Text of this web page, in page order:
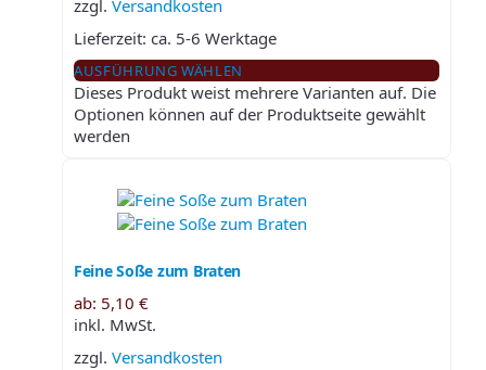
zzgl. Versandkosten
Lieferzeit: ca. 5-6 Werktage
AUSFÜHRUNG WÄHLEN
Dieses Produkt weist mehrere Varianten auf. Die
Optionen können auf der Produktseite gewählt
werden
Feine Soße zum Braten
ab: 5,10 €
inkl. MwSt.
zzgl. Versandkosten